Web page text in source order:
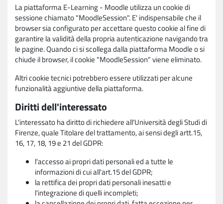
La piattaforma E-Learning - Moodle utilizza un cookie di
sessione chiamato "MoodleSession". E' indispensabile che il
browser sia configurato per accettare questo cookie al fine di
garantire la validità della propria autenticazione navigando tra
le pagine. Quando ci si scollega dalla piattaforma Moodle o si
chiude il browser, il cookie "MoodleSession" viene eliminato.
Altri cookie tecnici potrebbero essere utilizzati per alcune
funzionalità aggiuntive della piattaforma.
Diritti dell'interessato
L'interessato ha diritto di richiedere all'Università degli Studi di
Firenze, quale Titolare del trattamento, ai sensi degli artt.15,
16, 17, 18, 19 e 21 del GDPR:
l'accesso ai propri dati personali ed a tutte le
informazioni di cui all'art.15 del GDPR;
la rettifica dei propri dati personali inesatti e
l'integrazione di quelli incompleti;